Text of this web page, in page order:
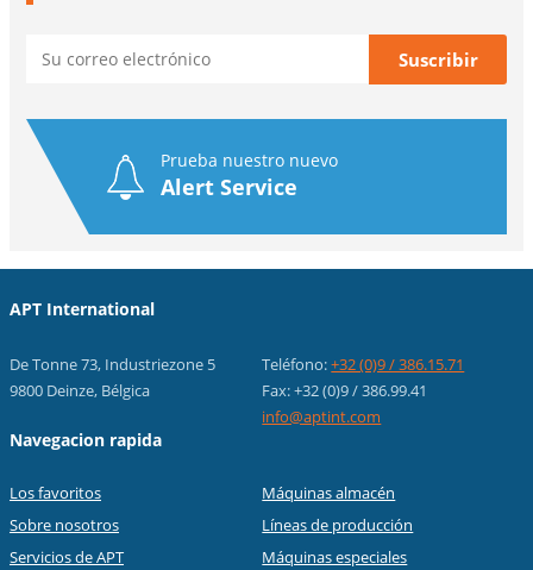
Prueba nuestro nuevo
Alert Service
APT International
De Tonne 73, Industriezone 5
9800 Deinze, Bélgica
Teléfono:+32 (0)9 / 386.15.71
Fax: +32 (0)9 / 386.99.41
info@aptint.com
Navegacion rapida
Los favoritos
Sobre nosotros
Servicios de APT
Máquinas almacén
Líneas de producción
Máquinas especiales